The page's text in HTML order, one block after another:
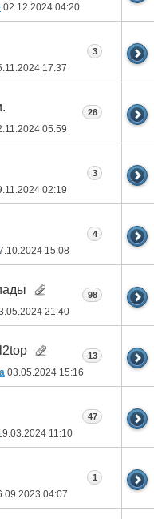
02.12.2024 04:20
17:37
3
05:59
26
02:19
3
15:08
4
21:40
98
03.05.2024 15:16
13
11:10
47
04:07
1